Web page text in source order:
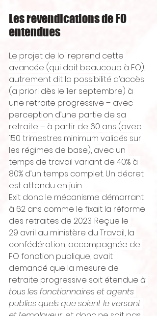
Les revendications de FO
entendues
Le projet de loi reprend cette
avancée (qui doit beaucoup à FO),
autrement dit la possibilité d’accès
(a priori dès le 1er septembre) à
une retraite progressive – avec
perception d’une partie de sa
retraite – à partir de 60 ans (avec
150 trimestres minimum validés sur
les régimes de base), avec un
temps de travail variant de 40% à
80% d’un temps complet. Un décret
est attendu en juin.
Exit donc le mécanisme démarrant
à 62 ans comme le fixait la réforme
des retraites de 2023. Reçue le
29 avril au ministère du Travail, la
confédération, accompagnée de
FO fonction publique, avait
demandé que la mesure de
retraite progressive soit étendue à
tous les fonctionnaires et agents
publics quels que soient le versant